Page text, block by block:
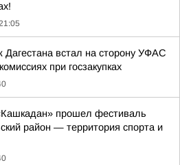
Дагестана встал на сторону УФАС
при госзакупках
прошел фестиваль
район — территория спорта и